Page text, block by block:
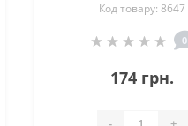
Код товару: 8647
0
174 грн.